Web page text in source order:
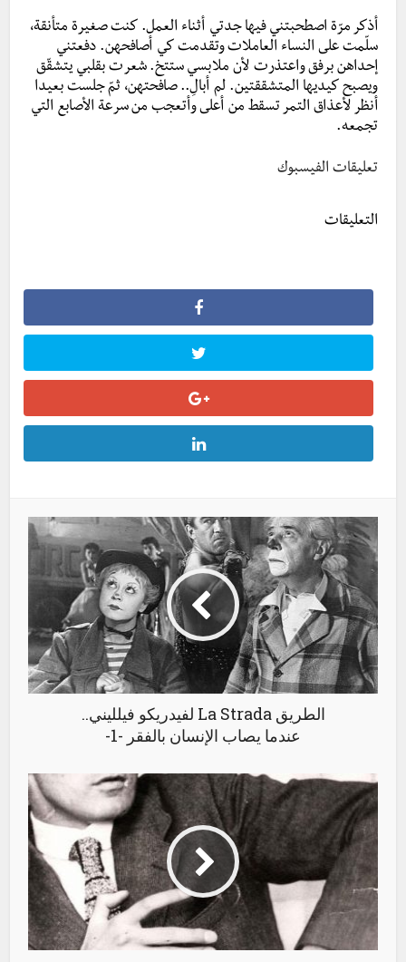
أذكر مرّة اصطحبتني فيها جدتي أثناء العمل. كنت صغيرة متأنقة،
سلّمت على النساء العاملات وتقدمت كي أصافحهن. دفعتني
إحداهن برفق واعتذرت لأن ملابسي ستتخ. شعرت بقلبي يتشقّق
ويصبح كيديها المتشققتين. لم أبالِ.. صافحتهن، ثمّ جلست بعيدا
أنظر لأعذاق التمر تسقط من أعلى وأتعجب من سرعة الأصابع التي
تجمعه.
تعليقات الفيسبوك
التعليقات
الطريق La Strada لفيدريكو فيلليني..
عندما يصاب الإنسان بالفقر -1-